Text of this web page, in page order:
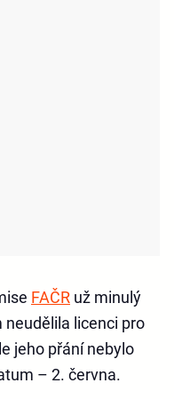
FAČR už minulý
licenci pro
jeho přání nebylo
– 2. června.